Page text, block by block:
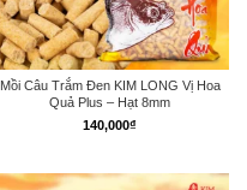
Mồi Câu Trắm Đen KIM LONG Vị Hoa
Quả Plus – Hạt 8mm
140,000₫